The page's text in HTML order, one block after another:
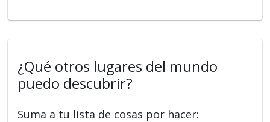
¿Qué otros lugares del mundo
puedo descubrir?
Suma a tu lista de cosas por hacer: